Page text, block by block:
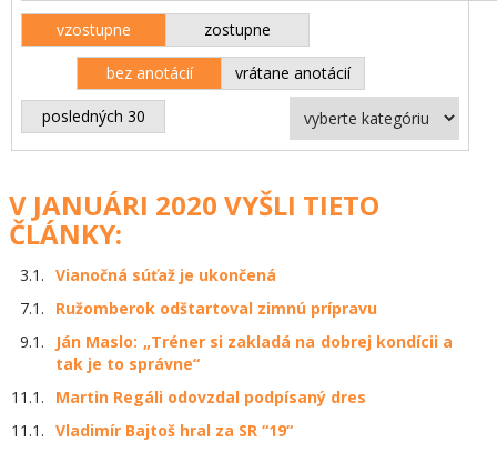
vzostupne zostupne
bez anotácií vrátane anotácií
posledných 30
V JANUÁRI 2020 VYŠLI TIETO
ČLÁNKY:
3.1. Vianočná súťaž je ukončená
7.1.
Ružomberok odštartoval zimnú prípravu
9.1.
Ján Maslo: „Tréner si zakladá na dobrej kondícii a
tak je to správne“
11.1.
Martin Regáli odovzdal podpísaný dres
11.1. Vladimír Bajtoš hral za SR “19“